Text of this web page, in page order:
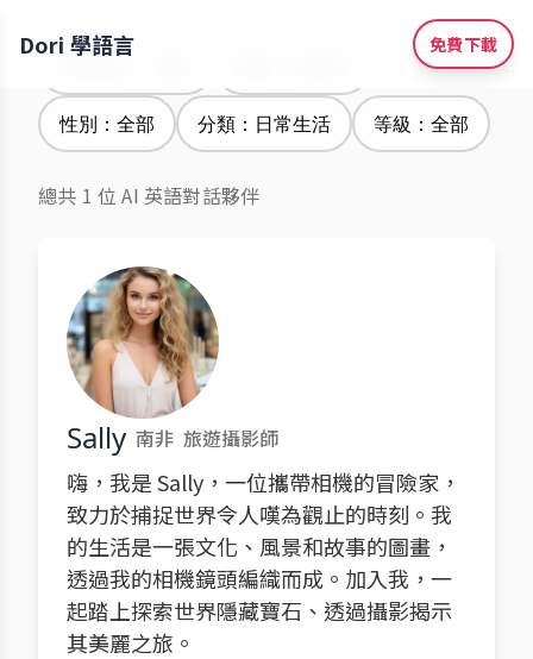
Dori 學語言 免費下載
性別：全部 分類：日常生活 等級：全部
總共 1 位 AI 英語對話夥伴
Sally 南非 旅遊攝影師
嗨，我是 Sally，一位攜帶相機的冒險家，
致力於捕捉世界令人嘆為觀止的時刻。我
的生活是一張文化、風景和故事的圖畫，
透過我的相機鏡頭編織而成。加入我，一
起踏上探索世界隱藏寶石、透過攝影揭示
其美麗之旅。